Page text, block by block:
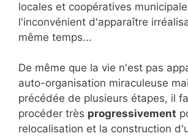
locales et coopératives
l'inconvénient d'apparaître
même temps...
De même que la vie n'est pas
auto-organisation miraculeuse
précédée de plusieurs étapes, il
procéder très progressivement
relocalisation et la construction